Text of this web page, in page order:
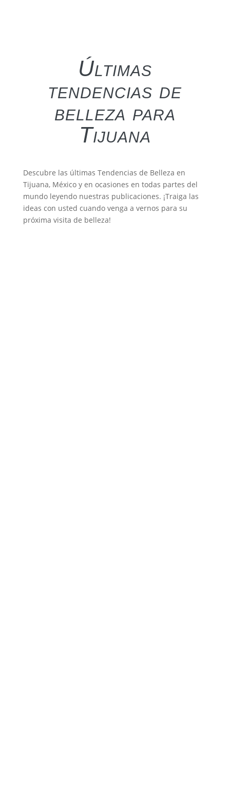
Últimas
tendencias de
belleza para
Tijuana
Descubre las últimas Tendencias de Belleza en
Tijuana, México y en ocasiones en todas partes del
mundo leyendo nuestras publicaciones. ¡Traiga las
ideas con usted cuando venga a vernos para su
próxima visita de belleza!